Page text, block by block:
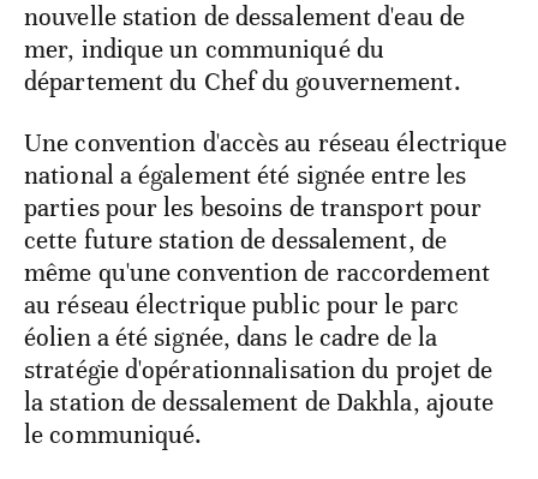
nouvelle station de dessalement d'eau de
mer, indique un communiqué du
département du Chef du gouvernement.
Une convention d'accès au réseau électrique
national a également été signée entre les
parties pour les besoins de transport pour
cette future station de dessalement, de
même qu'une convention de raccordement
au réseau électrique public pour le parc
éolien a été signée, dans le cadre de la
stratégie d'opérationnalisation du projet de
la station de dessalement de Dakhla, ajoute
le communiqué.